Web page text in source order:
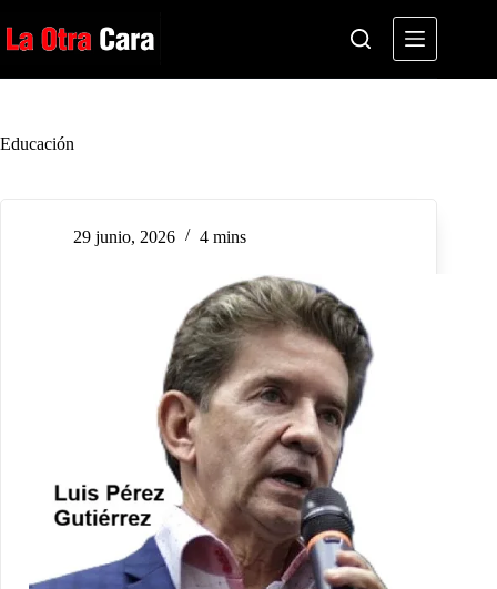
al
contenido
Educación
29 junio, 2026 4 mins